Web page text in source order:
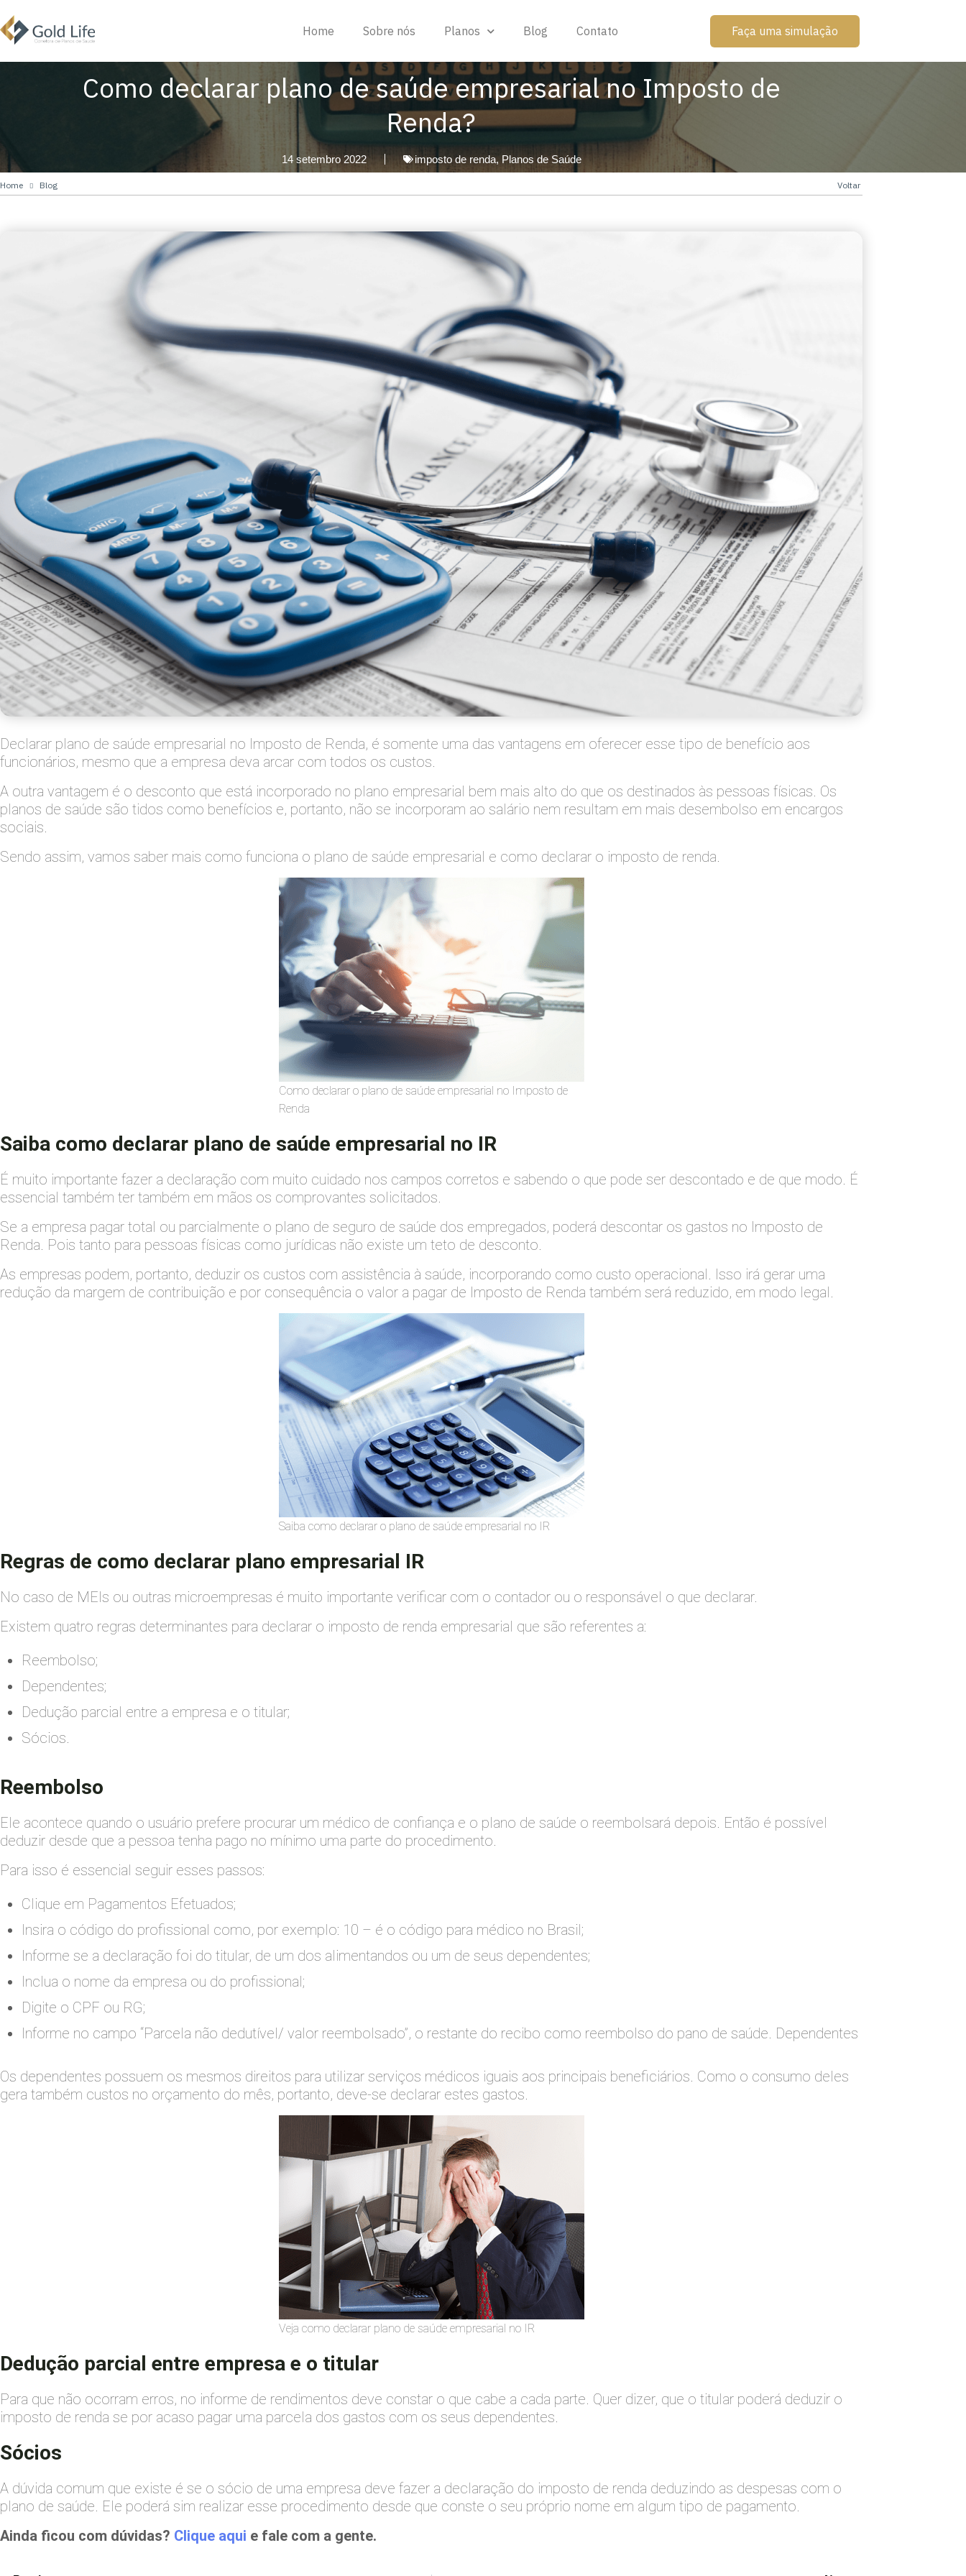
Home Sobre nós Planos Blog Contato Faça uma simulação
Como declarar plano de saúde empresarial no Imposto de
Renda?
14 setembro 2022 imposto de renda, Planos de Saúde
Home Blog Voltar
Declarar plano de saúde empresarial no Imposto de Renda, é somente uma das vantagens em oferecer esse tipo de benefício aos
funcionários, mesmo que a empresa deva arcar com todos os custos.
A outra vantagem é o desconto que está incorporado no plano empresarial bem mais alto do que os destinados às pessoas físicas. Os
planos de saúde são tidos como benefícios e, portanto, não se incorporam ao salário nem resultam em mais desembolso em encargos
sociais.
Sendo assim, vamos saber mais como funciona o plano de saúde empresarial e como declarar o imposto de renda.
Como declarar o plano de saúde empresarial no Imposto de
Renda
Saiba como declarar plano de saúde empresarial no IR
É muito importante fazer a declaração com muito cuidado nos campos corretos e sabendo o que pode ser descontado e de que modo. É
essencial também ter também em mãos os comprovantes solicitados.
Se a empresa pagar total ou parcialmente o plano de seguro de saúde dos empregados, poderá descontar os gastos no Imposto de
Renda. Pois tanto para pessoas físicas como jurídicas não existe um teto de desconto.
As empresas podem, portanto, deduzir os custos com assistência à saúde, incorporando como custo operacional. Isso irá gerar uma
redução da margem de contribuição e por consequência o valor a pagar de Imposto de Renda também será reduzido, em modo legal.
Saiba como declarar o plano de saúde empresarial no IR
Regras de como declarar plano empresarial IR
No caso de MEIs ou outras microempresas é muito importante verificar com o contador ou o responsável o que declarar.
Existem quatro regras determinantes para declarar o imposto de renda empresarial que são referentes a:
Reembolso;
Dependentes;
Dedução parcial entre a empresa e o titular;
Sócios.
Reembolso
Ele acontece quando o usuário prefere procurar um médico de confiança e o plano de saúde o reembolsará depois. Então é possível
deduzir desde que a pessoa tenha pago no mínimo uma parte do procedimento.
Para isso é essencial seguir esses passos:
Clique em Pagamentos Efetuados;
Insira o código do profissional como, por exemplo: 10 – é o código para médico no Brasil;
Informe se a declaração foi do titular, de um dos alimentandos ou um de seus dependentes;
Inclua o nome da empresa ou do profissional;
Digite o CPF ou RG;
Informe no campo “Parcela não dedutível/ valor reembolsado”, o restante do recibo como reembolso do pano de saúde. Dependentes
Os dependentes possuem os mesmos direitos para utilizar serviços médicos iguais aos principais beneficiários. Como o consumo deles
gera também custos no orçamento do mês, portanto, deve-se declarar estes gastos.
Veja como declarar plano de saúde empresarial no IR
Dedução parcial entre empresa e o titular
Para que não ocorram erros, no informe de rendimentos deve constar o que cabe a cada parte. Quer dizer, que o titular poderá deduzir o
imposto de renda se por acaso pagar uma parcela dos gastos com os seus dependentes.
Sócios
A dúvida comum que existe é se o sócio de uma empresa deve fazer a declaração do imposto de renda deduzindo as despesas com o
plano de saúde. Ele poderá sim realizar esse procedimento desde que conste o seu próprio nome em algum tipo de pagamento.
Ainda ficou com dúvidas? Clique aqui e fale com a gente.